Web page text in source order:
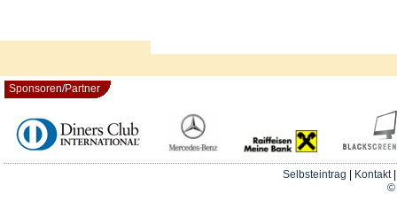
Sponsoren/Partner
Selbsteintrag Kontakt
©